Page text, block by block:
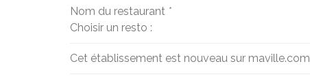
Nom du restaurant *
Choisir un resto :
Cet établissement est nouveau sur maville.com